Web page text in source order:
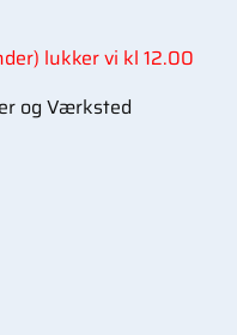
lukker vi kl 12.00
og Værksted